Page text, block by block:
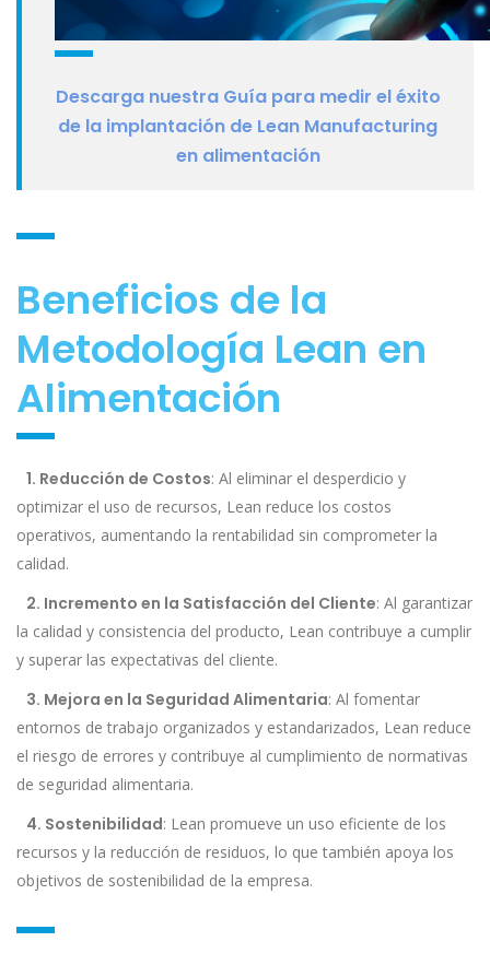
Descarga nuestra Guía para medir el éxito
de la implantación de Lean Manufacturing
en alimentación
Beneficios de la
Metodología Lean en
Alimentación
1. Reducción de Costos: Al eliminar el desperdicio y
optimizar el uso de recursos, Lean reduce los costos
operativos, aumentando la rentabilidad sin comprometer la
calidad.
2. Incremento en la Satisfacción del Cliente: Al garantizar
la calidad y consistencia del producto, Lean contribuye a cumplir
y superar las expectativas del cliente.
3. Mejora en la Seguridad Alimentaria: Al fomentar
entornos de trabajo organizados y estandarizados, Lean reduce
el riesgo de errores y contribuye al cumplimiento de normativas
de seguridad alimentaria.
4. Sostenibilidad: Lean promueve un uso eficiente de los
recursos y la reducción de residuos, lo que también apoya los
objetivos de sostenibilidad de la empresa.